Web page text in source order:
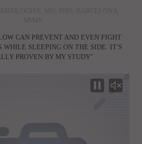
CAN PREVENT AND EVEN FIGHT
WHILE SLEEPING ON THE SIDE. IT'S
PROVEN BY MY STUDY"